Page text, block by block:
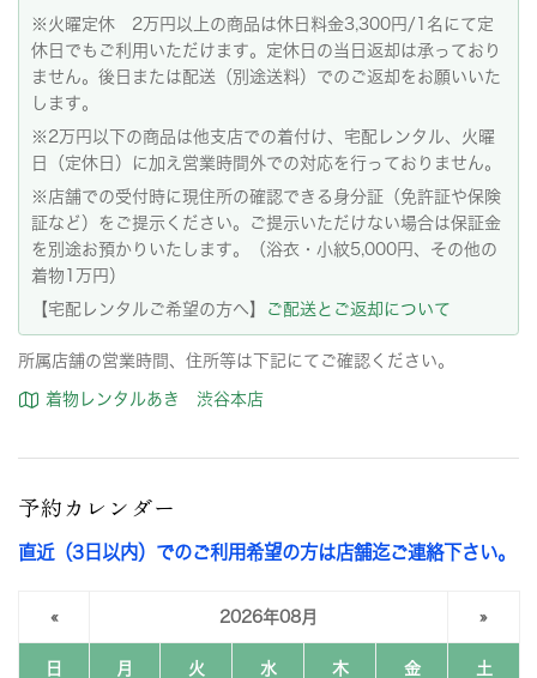
※火曜定休 2万円以上の商品は休日料金3,300円/1名にて定
休日でもご利用いただけます。定休日の当日返却は承っており
ません。後日または配送（別途送料）でのご返却をお願いいた
します。
※2万円以下の商品は他支店での着付け、宅配レンタル、火曜
日（定休日）に加え営業時間外での対応を行っておりません。
※店舗での受付時に現住所の確認できる身分証（免許証や保険
証など）をご提示ください。ご提示いただけない場合は保証金
を別途お預かりいたします。（浴衣・小紋5,000円、その他の
着物1万円）
【宅配レンタルご希望の方へ】
ご配送とご返却について
所属店舗の営業時間、住所等は下記にてご確認ください。
着物レンタルあき 渋谷本店
予約カレンダー
直近（3日以内）でのご利用希望の方は店舗迄ご連絡下さい。
« 2026年08月 »
日 月 火 水 木 金 土